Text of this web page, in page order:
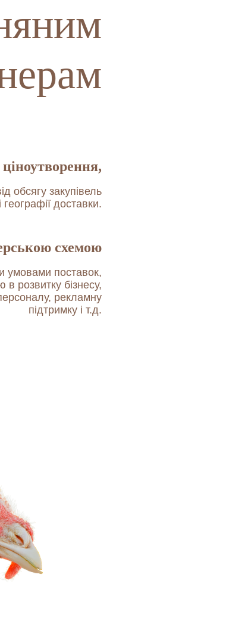
обсягу закупівель
і географії доставки.
схемою
умовами поставок,
в розвитку бізнесу,
рекламну
підтримку і т.д.